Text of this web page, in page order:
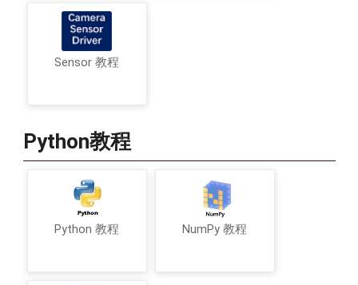
Sensor 教程
Python教程
Python 教程 NumPy 教程